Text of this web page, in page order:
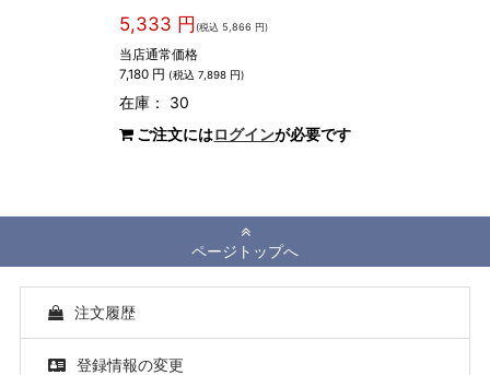
5,333 円 (税込 5,866 円)
当店通常価格
7,180 円 (税込 7,898 円)
在庫： 30
ご注文にはログインが必要です
ページトップへ
注文履歴
登録情報の変更